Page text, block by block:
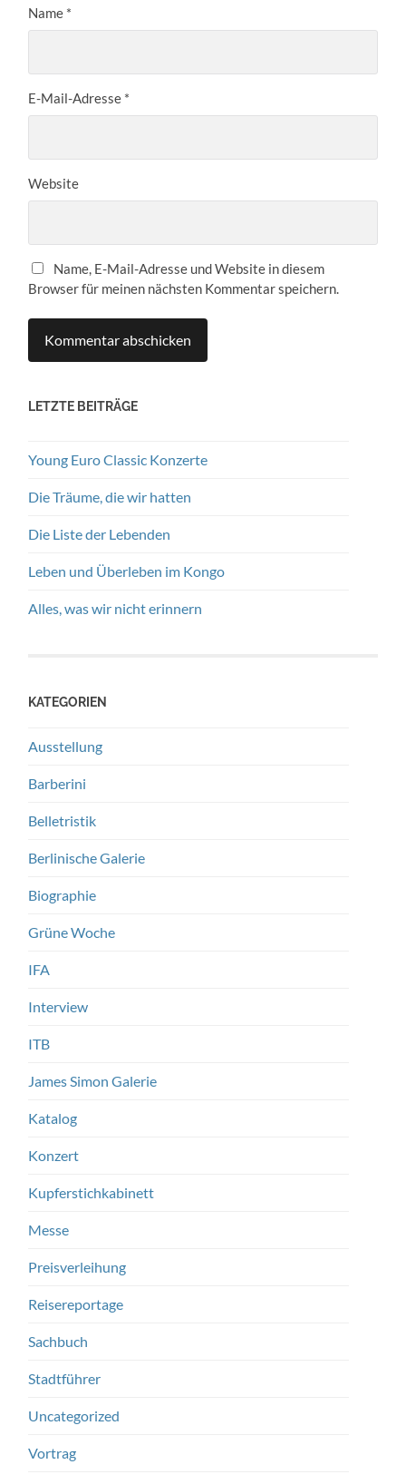
Name *
E-Mail-Adresse *
Website
Name, E-Mail-Adresse und Website in diesem
Browser für meinen nächsten Kommentar speichern.
LETZTE BEITRÄGE
Young Euro Classic Konzerte
Die Träume, die wir hatten
Die Liste der Lebenden
Leben und Überleben im Kongo
Alles, was wir nicht erinnern
KATEGORIEN
Ausstellung
Barberini
Belletristik
Berlinische Galerie
Biographie
Grüne Woche
IFA
Interview
ITB
James Simon Galerie
Katalog
Konzert
Kupferstichkabinett
Messe
Preisverleihung
Reisereportage
Sachbuch
Stadtführer
Uncategorized
Vortrag